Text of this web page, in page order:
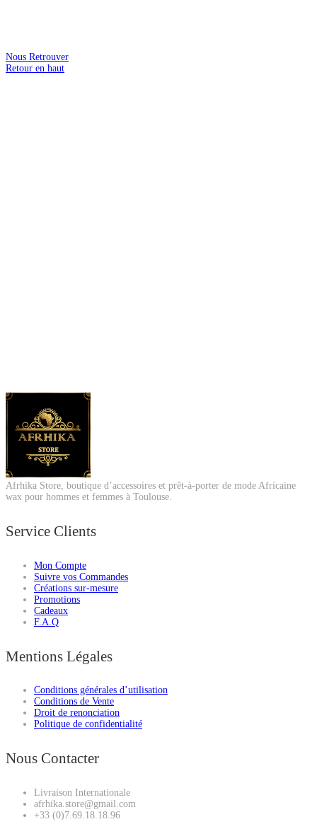
Nous Retrouver
Retour en haut
Afrhika Store, boutique d’accessoires et prêt-à-porter de mode Africaine
wax pour hommes et femmes à Toulouse.
Service Clients
Mon Compte
Suivre vos Commandes
Créations sur-mesure
Promotions
Cadeaux
F.A.Q
Mentions Légales
Conditions générales d’utilisation
Conditions de Vente
Droit de renonciation
Politique de confidentialité
Nous Contacter
Livraison Internationale
afrhika.store@gmail.com
+33 (0)7.69.18.18.96